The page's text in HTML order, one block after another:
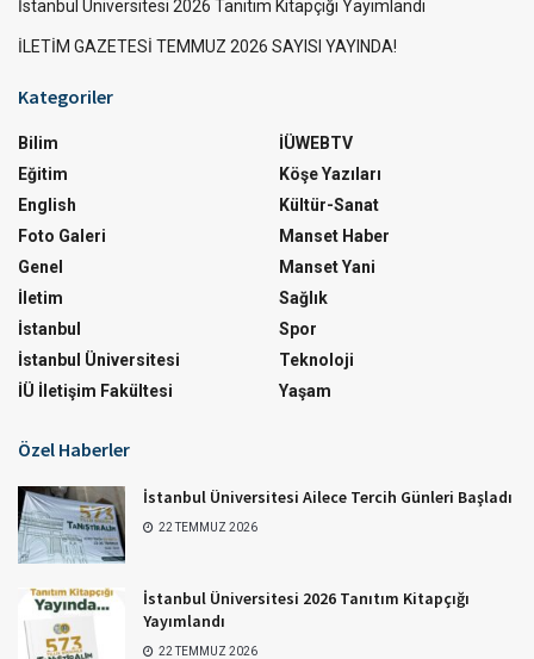
İstanbul Üniversitesi 2026 Tanıtım Kitapçığı Yayımlandı
İLETİM GAZETESİ TEMMUZ 2026 SAYISI YAYINDA!
Kategoriler
Bilim
Eğitim
English
Foto Galeri
Genel
İletim
İstanbul
İstanbul Üniversitesi
İÜ İletişim Fakültesi
İÜWEBTV
Köşe Yazıları
Kültür-Sanat
Manset Haber
Manset Yani
Sağlık
Spor
Teknoloji
Yaşam
Özel Haberler
İstanbul Üniversitesi Ailece Tercih Günleri Başladı
22 TEMMUZ 2026
İstanbul Üniversitesi 2026 Tanıtım Kitapçığı
Yayımlandı
22 TEMMUZ 2026